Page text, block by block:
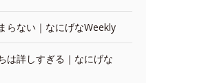
らない｜なにげなWeekly
は詳しすぎる｜なにげな